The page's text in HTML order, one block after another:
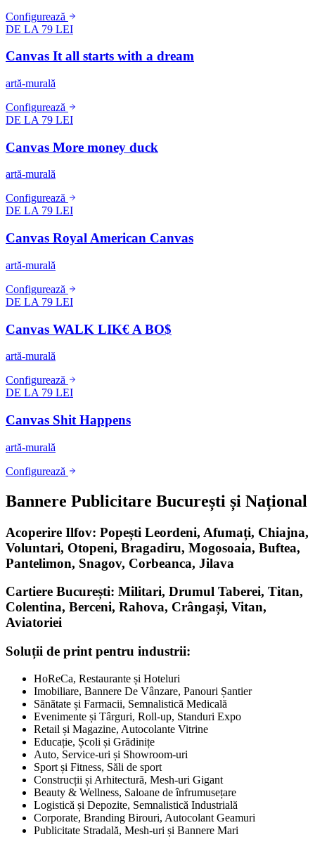
Configurează
DE LA 79 LEI
Canvas It all starts with a dream
artă-murală
Configurează
DE LA 79 LEI
Canvas More money duck
artă-murală
Configurează
DE LA 79 LEI
Canvas Royal American Canvas
artă-murală
Configurează
DE LA 79 LEI
Canvas WALK LIK€ A BO$
artă-murală
Configurează
DE LA 79 LEI
Canvas Shit Happens
artă-murală
Configurează
Bannere Publicitare București și Național
Acoperire Ilfov: Popești Leordeni, Afumați, Chiajna,
Voluntari, Otopeni, Bragadiru, Mogosoaia, Buftea,
Pantelimon, Snagov, Corbeanca, Jilava
Cartiere București: Militari, Drumul Taberei, Titan,
Colentina, Berceni, Rahova, Crângași, Vitan,
Aviatoriei
Soluții de print pentru industrii:
HoReCa, Restaurante și Hoteluri
Imobiliare, Bannere De Vânzare, Panouri Șantier
Sănătate și Farmacii, Semnalistică Medicală
Evenimente și Târguri, Roll-up, Standuri Expo
Retail și Magazine, Autocolante Vitrine
Educație, Școli și Grădinițe
Auto, Service-uri și Showroom-uri
Sport și Fitness, Săli de sport
Construcții și Arhitectură, Mesh-uri Gigant
Beauty & Wellness, Saloane de înfrumusețare
Logistică și Depozite, Semnalistică Industrială
Corporate, Branding Birouri, Autocolant Geamuri
Publicitate Stradală, Mesh-uri și Bannere Mari